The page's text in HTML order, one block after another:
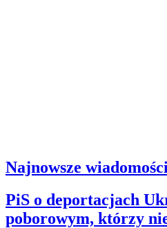
Najnowsze wiadomości
PiS o deportacjach
poborowym, którzy